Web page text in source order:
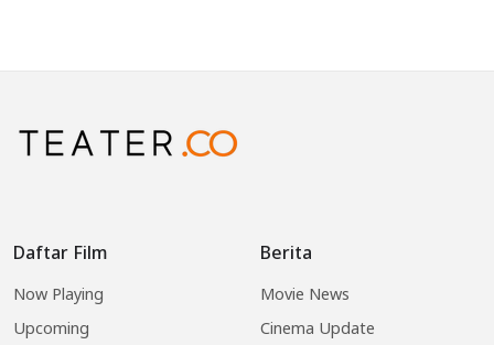
Daftar Film
Now Playing
Upcoming
Berita
Movie News
Cinema Update